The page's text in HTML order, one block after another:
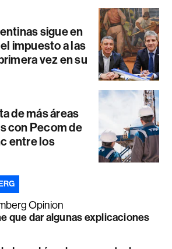
sigue en
impuesto a las
vez en su
de más áreas
con Pecom de
entre los
Opinion
que dar algunas explicaciones